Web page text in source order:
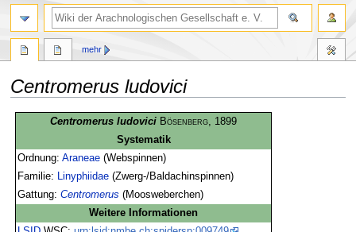
Centromerus ludovici
springen
springen
Centromerus ludovici Bösenberg , 1899
Systematik
Ordnung:Araneae (Webspinnen)
Familie:
Linyphiidae (Zwerg-/Baldachinspinnen)
Gattung:Centromerus (Moosweberchen)
Weitere Informationen
mehr